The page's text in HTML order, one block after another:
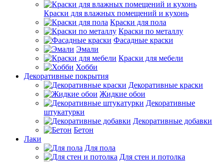
Краски для влажных помещений и кухонь
Краски для пола
Краски по металлу
Фасадные краски
Эмали
Краски для мебели
Хобби
Декоративные покрытия
Декоративные краски
Жидкие обои
Декоративные
штукатурки
Декоративные добавки
Бетон
Лаки
Для пола
Для стен и потолка